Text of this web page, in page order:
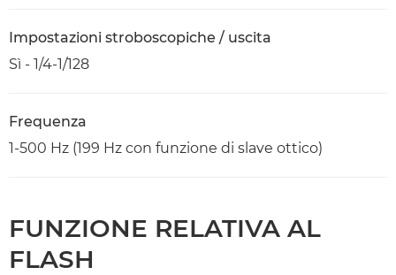
Impostazioni stroboscopiche / uscita
Sì - 1/4-1/128
Frequenza
1-500 Hz (199 Hz con funzione di slave ottico)
FUNZIONE RELATIVA AL
FLASH